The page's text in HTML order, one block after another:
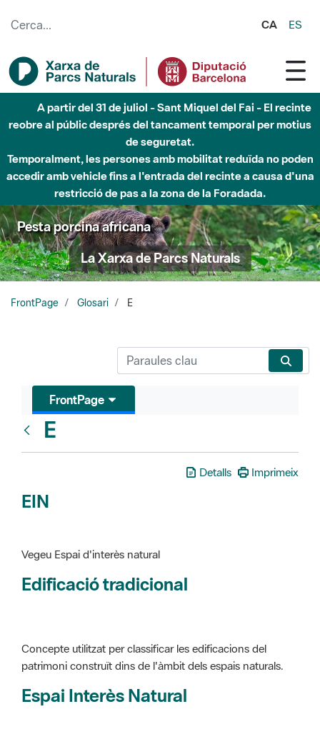
CA ES
A partir del 31 de juliol - Sant Miquel del Fai - El recinte
reobre al públic després del tancament temporal per motius
de seguretat.
Temporalment, les persones amb mobilitat reduïda no poden
accedir amb vehicle fins a l'entrada del recinte a causa d'una
restricció de pas a la zona de la Foradada.
Pesta porcina africana
La Xarxa de Parcs Naturals
FrontPage Glosari E
FrontPage
E
Detalls Imprimeix
EIN
Vegeu Espai d'interès natural
Edificació tradicional
Concepte utilitzat per classificar les edificacions del
patrimoni construït dins de l'àmbit dels espais naturals.
Espai Interès Natural